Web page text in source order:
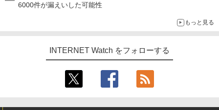
6000件が漏えいした可能性
もっと見る
INTERNET Watch をフォローする